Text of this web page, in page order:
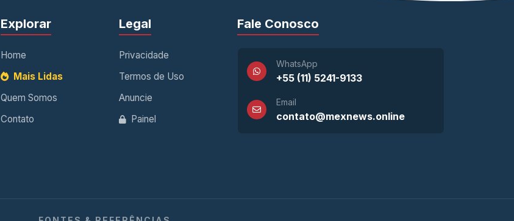
Explorar
Home
Mais Lidas
Quem Somos
Contato
Legal
Privacidade
Termos de Uso
Anuncie
Painel
Fale Conosco
WhatsApp
+55 (11) 5241-9133
Email
contato@mexnews.online